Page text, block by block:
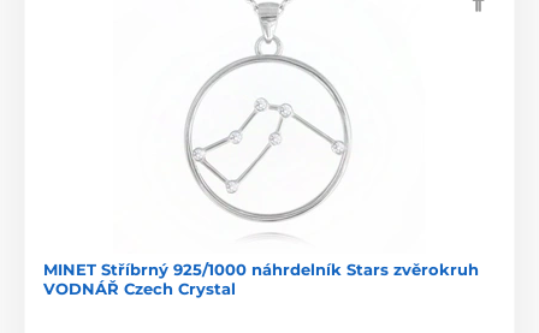
MINET Stříbrný 925/1000 náhrdelník Stars zvěrokruh
VODNÁŘ Czech Crystal